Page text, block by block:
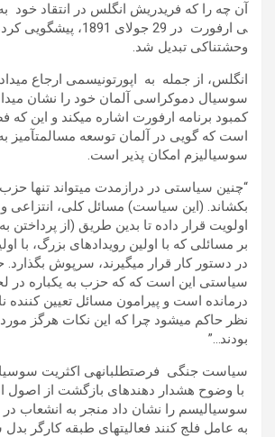
ی ارفورت در 29 جولای
وحشتناکی تبدیل شد.
انگلس، از جمله به اپورتونیسمی ارجاع
سوسیال دموکراسی آلمان خود را نشان
کمبود برنامه ارفورت اشاره می­کند و این که
است که گویی در آلمان توسعه مسالمت­آمیز
سوسیالیزم امکان پذیر است.
“چنین سیاستی در درازمدت می­تواند تنها
بکشاند. (این سیاست) مسائل کلی، انتزاعی
اولویت قرار داده تا بدین طریق (از پرداختن
بر مسائلی که با اولین رویدادهای بزرگ، با
در دستور کار قرار می­گیرند، سرپوش
سیاستی این است که که حزب به یک­باره در
درمانده است و پیرامون مسائل تعیین کننده
نظر حاکم می­شود چرا که این نکات هرگز
بودند…”
سیاست جنگی فرصت­طلبانه­ی اکثریت
با وضوح هشدار دهنده­ای بازگشت از اصول
سوسیالیسم را نشان داد منجر به انشعاب
به عامل فلج کنند فعالیت­های طبقه کارگر